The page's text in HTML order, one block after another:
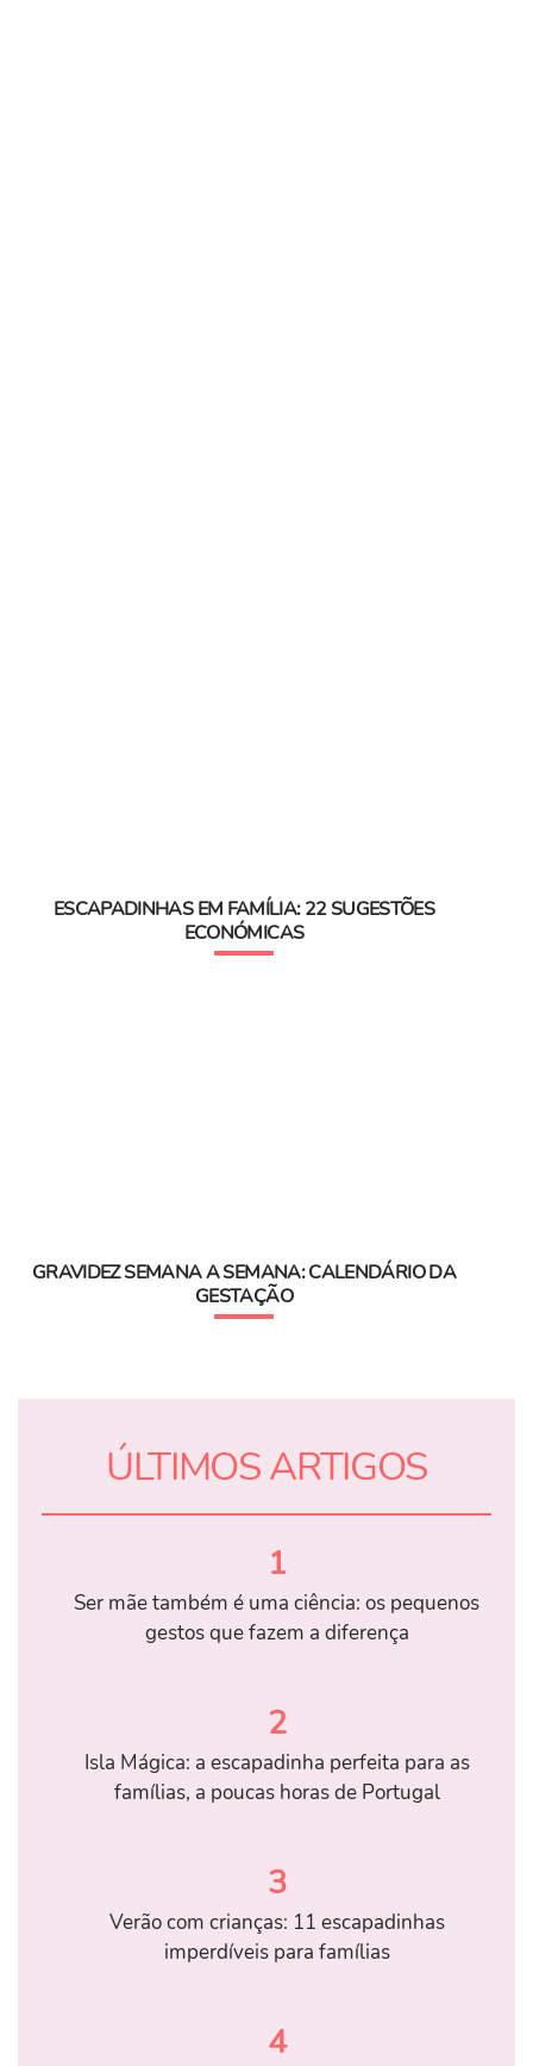
ESCAPADINHAS EM FAMÍLIA: 22 SUGESTÕES
ECONÓMICAS
GRAVIDEZ SEMANA A SEMANA: CALENDÁRIO DA
GESTAÇÃO
ÚLTIMOS ARTIGOS
1
Ser mãe também é uma ciência: os pequenos
gestos que fazem a diferença
2
Isla Mágica: a escapadinha perfeita para as
famílias, a poucas horas de Portugal
3
Verão com crianças: 11 escapadinhas
imperdíveis para famílias
4